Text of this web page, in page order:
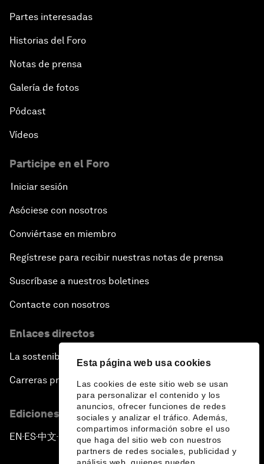
Esta página web usa cookies
Las cookies de este sitio web se usan
para personalizar el contenido y los
anuncios, ofrecer funciones de redes
sociales y analizar el tráfico. Además,
compartimos información sobre el uso
que haga del sitio web con nuestros
partners de redes sociales, publicidad y
Partes interesadas
Historias del Foro
Notas de prensa
Galería de fotos
Pódcast
Vídeos
Participe en el Foro
Iniciar sesión
Asóciese con nosotros
Conviértase en miembro
Regístrese para recibir nuestras notas de prensa
Suscríbase a nuestros boletines
Contacte con nosotros
Enlaces directos
La sostenibilidad en el Foro
Carreras profesionales
Ediciones en otros idiomas
EN ▪ ES▪中文▪ 日本語